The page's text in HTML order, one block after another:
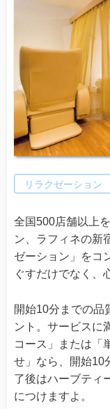
リラクゼーション
全国500店舗以上
ン、ラフィネの新
ゼーション」をコ
ぐすだけでなく、
開始10分までの品
ント。サービスに
コース」または「
せ」なら、開始10
了後はハーブティ
につけますよ。